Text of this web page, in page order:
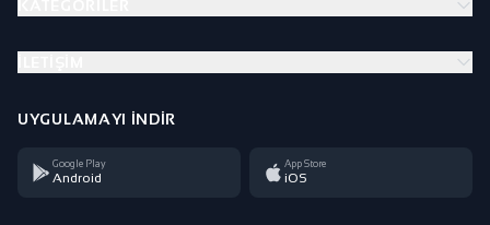
UYGULAMAYI İNDIR
Google Play
Android
App Store
iOS